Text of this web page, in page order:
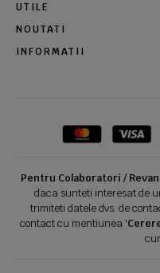
UTILE
NOUTATI
INFORMATII
Pentru Colaboratori /
daca sunteti interesat de
trimiteti datele dvs. de
contact cu mentiunea '